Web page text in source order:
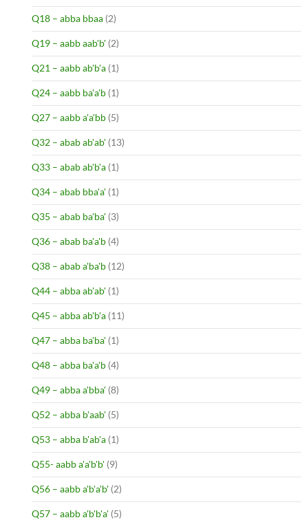
Q18 – abba bbaa (2)
Q19 – aabb aab'b' (2)
Q21 – aabb ab'b'a (1)
Q24 – aabb ba'a'b (1)
Q27 – aabb a'a'bb (5)
Q32 – abab ab'ab' (13)
Q33 – abab ab'b'a (1)
Q34 – abab bba'a' (1)
Q35 – abab ba'ba' (3)
Q36 – abab ba'a'b (4)
Q38 – abab a'ba'b (12)
Q44 – abba ab'ab' (1)
Q45 – abba ab'b'a (11)
Q47 – abba ba'ba' (1)
Q48 – abba ba'a'b (4)
Q49 – abba a'bba' (8)
Q52 – abba b'aab' (5)
Q53 – abba b'ab'a (1)
Q55- aabb a'a'b'b' (9)
Q56 – aabb a'b'a'b' (2)
Q57 – aabb a'b'b'a' (5)